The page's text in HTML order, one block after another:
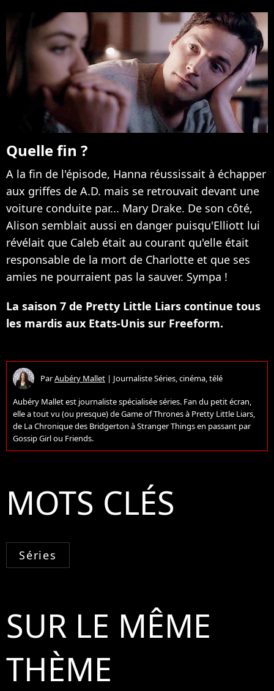
Quelle fin ?
A la fin de l'épisode, Hanna réussissait à échapper
aux griffes de A.D. mais se retrouvait devant une
voiture conduite par... Mary Drake. De son côté,
Alison semblait aussi en danger puisqu'Elliott lui
révélait que Caleb était au courant qu'elle était
responsable de la mort de Charlotte et que ses
amies ne pourraient pas la sauver. Sympa !
La saison 7 de Pretty Little Liars continue tous
les mardis aux Etats-Unis sur Freeform.
ParAubéry Mallet | Journaliste Séries, cinéma, télé
Aubéry Mallet est journaliste spécialisée séries. Fan du petit écran,
elle a tout vu (ou presque) de Game of Thrones à Pretty Little Liars,
de La Chronique des Bridgerton à Stranger Things en passant par
Gossip Girl ou Friends.
MOTS CLÉS
Séries
SUR LE MÊME
THÈME